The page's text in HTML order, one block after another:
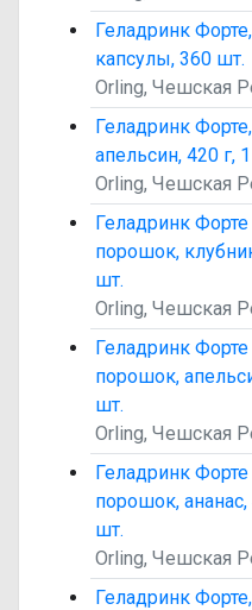
Геладринк
капсулы, 360 шт.
Orling, Чешская
Геладринк
апельсин, 420 г,
Orling, Чешская
Геладринк Форте
порошок,
шт.
Orling, Чешская
Геладринк Форте
порошок,
шт.
Orling, Чешская
Геладринк Форте
порошок, ананас,
шт.
Orling, Чешская
Геладринк